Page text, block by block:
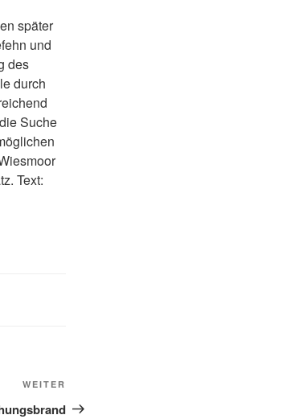
später
und
des
durch
Suche
Text:
WEITER